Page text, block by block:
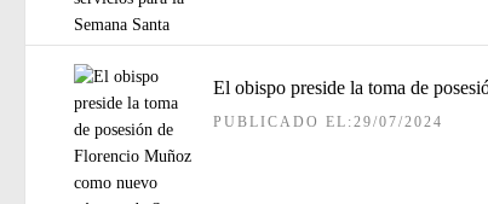
El obispo preside la toma de
PUBLICADO EL:29/07/2024